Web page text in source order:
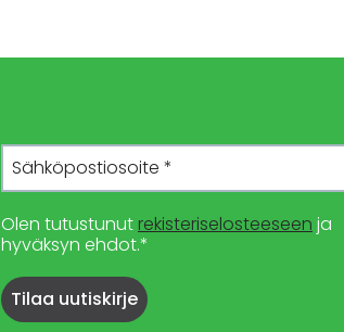
Olen tutustunut rekisteriselosteeseen ja
hyväksyn ehdot.*